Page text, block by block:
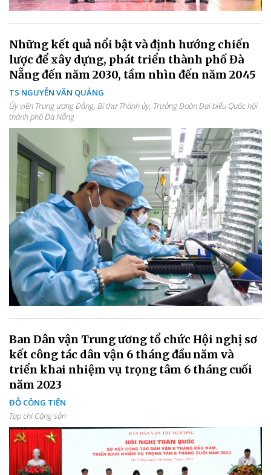
Những kết quả nổi bật và định hướng chiến
lược để xây dựng, phát triển thành phố Đà
Nẵng đến năm 2030, tầm nhìn đến năm 2045
TS NGUYỄN VĂN QUẢNG
Ủy viên Trung ương Đảng, Bí thư Thành ủy, Trưởng Đoàn Đại biểu Quốc hội
thành phố Đà Nẵng
Ban Dân vận Trung ương tổ chức Hội nghị sơ
kết công tác dân vận 6 tháng đầu năm và
triển khai nhiệm vụ trọng tâm 6 tháng cuối
năm 2023
ĐỖ CÔNG TIẾN
Tạp chí Cộng sản